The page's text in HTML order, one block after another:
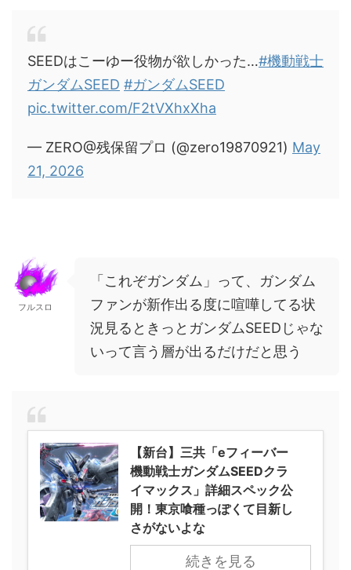
SEEDはこーゆー役物が欲しかった…#機動戦士
ガンダムSEED #ガンダムSEED
pic.twitter.com/F2tVXhxXha
— ZERO@残保留プロ (@zero19870921) May
21, 2026
フルスロ
「これぞガンダム」って、ガンダム
ファンが新作出る度に喧嘩してる状
況見るときっとガンダムSEEDじゃな
いって言う層が出るだけだと思う
【新台】三共「eフィーバー
機動戦士ガンダムSEEDクラ
イマックス」詳細スペック公
開！東京喰種っぽくて目新し
さがないよな
続きを見る